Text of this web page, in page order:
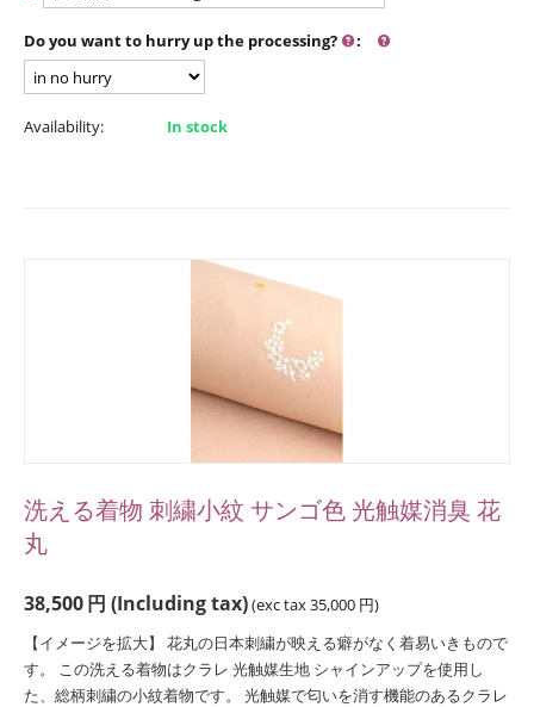
Do you want to hurry up the processing? :
Availability: In stock
洗える着物 刺繍小紋 サンゴ色 光触媒消臭 花
丸
38,500円 (Including tax)(exc tax35,000 円)
【イメージを拡大】 花丸の日本刺繍が映える癖がなく着易いきもので
す。 この洗える着物はクラレ 光触媒生地 シャインアップを使用し
た、総柄刺繍の小紋着物です。 光触媒で匂いを消す機能のあるクラレ